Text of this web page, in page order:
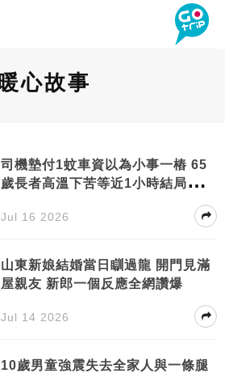
暖心故事
司機墊付1蚊車資以為小事一樁 65
歲長者高溫下苦等近1小時結局暖哭
Jul 16 2026
山東新娘結婚當日瞓過龍 開門見滿
屋親友 新郎一個反應全網讚爆
Jul 14 2026
10歲男童強震失去全家人與一條腿